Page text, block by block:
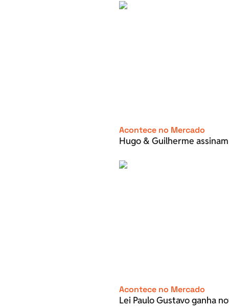
Acontece no Mercado
Hugo & Guilherme
Acontece no Mercado
Lei Paulo Gustavo ganha